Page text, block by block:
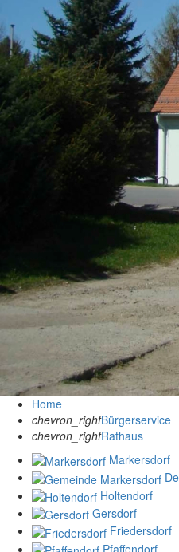
Home
chevron_rightBürgerservice
chevron_rightRathaus
Markersdorf
Holtendorf
Gersdorf
Friedersdorf
Pfaffendorf